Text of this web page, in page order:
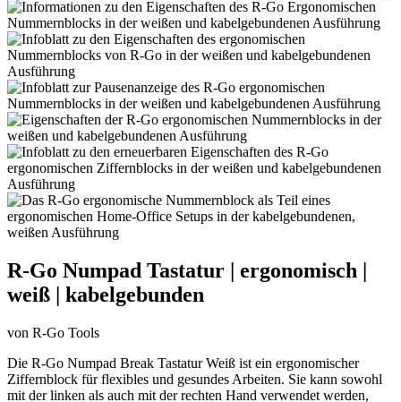
R-Go Numpad Tastatur | ergonomisch |
weiß | kabelgebunden
von R-Go Tools
Die R-Go Numpad Break Tastatur Weiß ist ein ergonomischer
Ziffernblock für flexibles und gesundes Arbeiten. Sie kann sowohl
mit der linken als auch mit der rechten Hand verwendet werden,